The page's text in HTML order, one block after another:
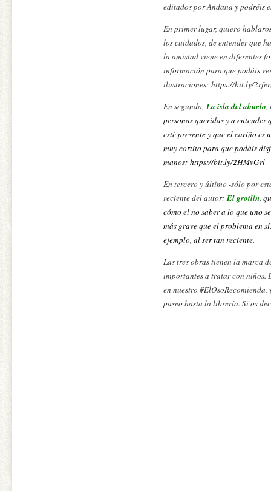
editados por Andana y podréis
En primer lugar, quiero
los cuidados, de entender que
la amistad viene en diferentes
información para que podáis
ilustraciones: https://bit.ly/
En segundo, La isla del abuelo
personas queridas y a
esté presente y que el cariño es
muy cortito para que podáis
manos: https://bit.ly/2HMvGrl
En tercero y último -sólo por
reciente del autor: El grotlin ,
cómo el no saber a lo que uno
más grave que el problema en
ejemplo, al ser tan reciente.
Las tres obras tienen la marca
importantes a tratar con niños.
en nuestro
paseo hasta la librería. Si os